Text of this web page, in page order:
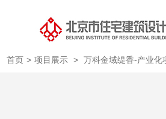
首页 > 项目展示 > 万科金域缇香-产业化